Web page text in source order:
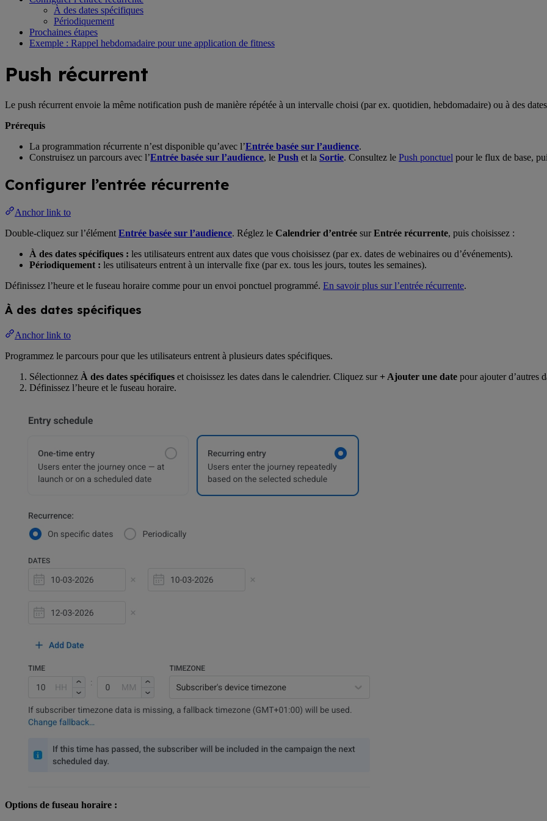
À des dates spécifiques
Périodiquement
Prochaines étapes
Exemple : Rappel hebdomadaire pour une application de fitness
Push récurrent
Le push récurrent envoie la même notification push de manière répétée à un intervalle choisi (par ex. quotidien, hebdomadaire) ou à des
Prérequis
La programmation récurrente n’est disponible qu’avec l’Entrée basée sur l’audience.
Construisez un parcours avec l’Entrée basée sur l’audience, le Push et la Sortie. Consultez le Push ponctuel pour le flux de base,
Configurer l’entrée récurrente
Anchor link to
Double-cliquez sur l’élément Entrée basée sur l’audience. Réglez le Calendrier d’entrée surEntrée récurrente, puis choisissez :
À des dates spécifiques : les utilisateurs entrent aux dates que vous choisissez (par ex. dates de webinaires ou d’événements).
Périodiquement : les utilisateurs entrent à un intervalle fixe (par ex. tous les jours, toutes les semaines).
Définissez l’heure et le fuseau horaire comme pour un envoi ponctuel programmé. En savoir plus sur l’entrée récurrente.
À des dates spécifiques
Anchor link to
Programmez le parcours pour que les utilisateurs entrent à plusieurs dates spécifiques.
Sélectionnez À des dates spécifiques et choisissez les dates dans le calendrier. Cliquez sur + Ajouter une date pour ajouter d’autres
Définissez l’heure et le fuseau horaire.
Options de fuseau horaire :